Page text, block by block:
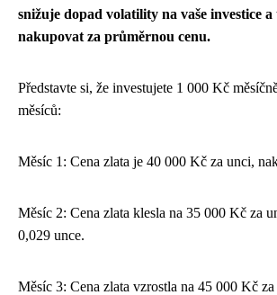
snižuje dopad volatility na vaše investice
nakupovat za průměrnou cenu.
Představte si, že investujete 1 000 Kč
měsíců:
Měsíc 1: Cena zlata je 40 000 Kč za unci,
Měsíc 2: Cena zlata klesla na 35 000 Kč za
0,029 unce.
Měsíc 3: Cena zlata vzrostla na 45 000 Kč